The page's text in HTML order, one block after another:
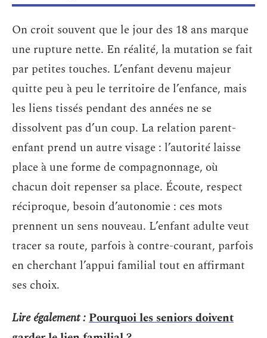
On croit souvent que le jour des 18 ans marque
une rupture nette. En réalité, la mutation se fait
par petites touches. L’enfant devenu majeur
quitte peu à peu le territoire de l’enfance, mais
les liens tissés pendant des années ne se
dissolvent pas d’un coup. La relation parent-
enfant prend un autre visage : l’autorité laisse
place à une forme de compagnonnage, où
chacun doit repenser sa place. Écoute, respect
réciproque, besoin d’autonomie : ces mots
prennent un sens nouveau. L’enfant adulte veut
tracer sa route, parfois à contre-courant, parfois
en cherchant l’appui familial tout en affirmant
ses choix.
Lire également :Pourquoi les seniors doivent